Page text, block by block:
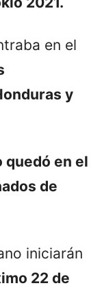
en el
y
quedó en el
de
iniciarán
22 de